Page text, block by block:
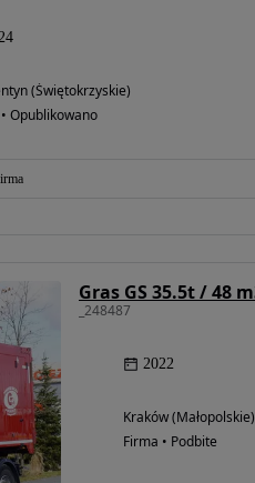
(Świętokrzyskie)
Opublikowano
_248487
2022
Kraków (Małopolskie)
Firma • Podbite